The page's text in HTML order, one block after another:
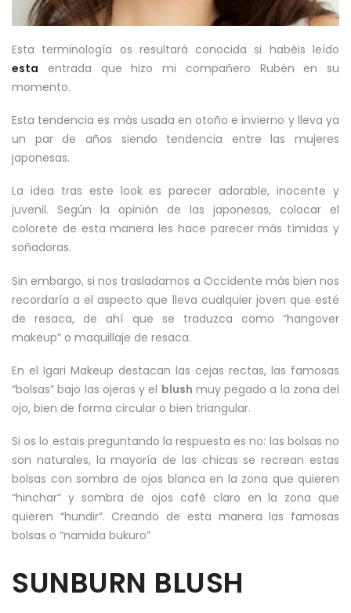
Esta terminología os resultará conocida si habéis leído
esta entrada que hizo mi compañero Rubén en su
momento.
Esta tendencia es más usada en otoño e invierno y lleva ya
un par de años siendo tendencia entre las mujeres
japonesas.
La idea tras este look es parecer adorable, inocente y
juvenil. Según la opinión de las japonesas, colocar el
colorete de esta manera les hace parecer más tímidas y
soñadoras.
Sin embargo, si nos trasladamos a Occidente más bien nos
recordaría a el aspecto que lleva cualquier joven que esté
de resaca, de ahí que se traduzca como “hangover
makeup” o maquillaje de resaca.
En el Igari Makeup destacan las cejas rectas, las famosas
“bolsas” bajo las ojeras y el blush muy pegado a la zona del
ojo, bien de forma circular o bien triangular.
Si os lo estais preguntando la respuesta es no: las bolsas no
son naturales, la mayoría de las chicas se recrean estas
bolsas con sombra de ojos blanca en la zona que quieren
“hinchar” y sombra de ojos café claro en la zona que
quieren “hundir”. Creando de esta manera las famosas
bolsas o “namida bukuro”
SUNBURN BLUSH